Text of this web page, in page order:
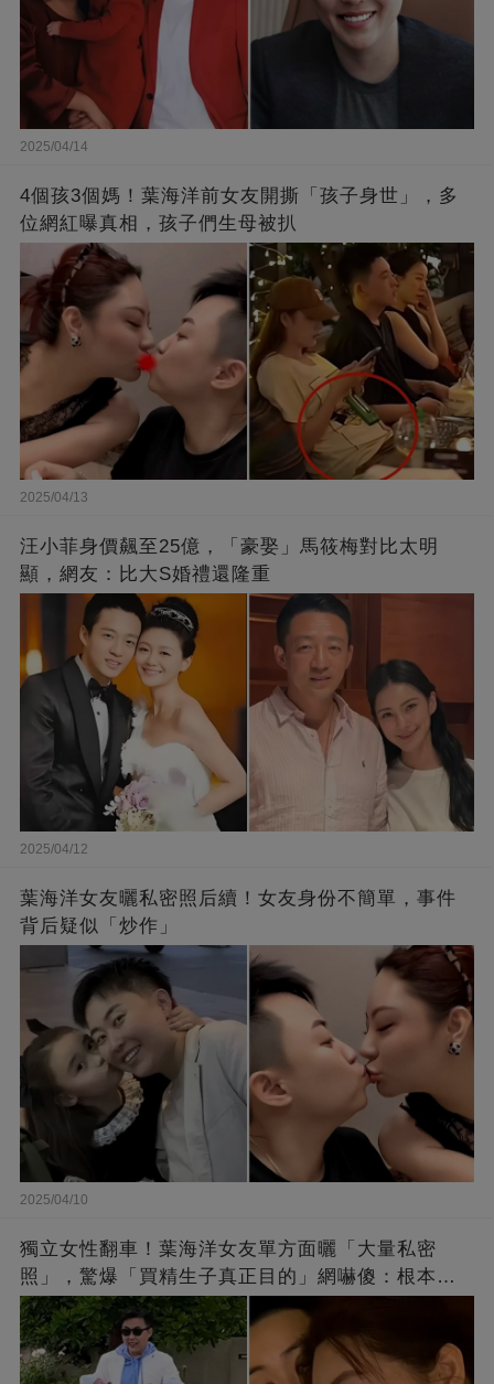
2025/04/14
4個孩3個媽！葉海洋前女友開撕「孩子身世」，多
位網紅曝真相，孩子們生母被扒
2025/04/13
汪小菲身價飆至25億，「豪娶」馬筱梅對比太明
顯，網友：比大S婚禮還隆重
2025/04/12
葉海洋女友曬私密照后續！女友身份不簡單，事件
背后疑似「炒作」
2025/04/10
獨立女性翻車！葉海洋女友單方面曬「大量私密
照」，驚爆「買精生子真正目的」網嚇傻：根本騙
局